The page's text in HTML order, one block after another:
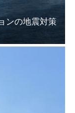
ンの地震対策